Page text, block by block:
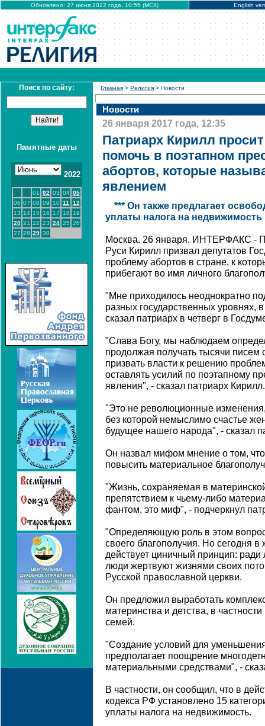
Обновлено: 27 июня 2022 года, 10:55 (МСК) English
Поиск по сайту:
Памятные даты
2022
01 02 03 04 05
06 07 08 09 10 11
12
13 14 15 16 17 18
19
20 21 22 23 24 25 26
27 28 29 30
Главная > Религия > Новости
Новости
26 января 2017 года, 12:35
Патриарх Кирилл
помочь в поэтапном
абортов, которые
явлением
*** Он также предлагает
уплаты налога на недвижимость
Москва. 26 января. ИНТЕРФАКС -
Руси Кирилл призвал депутатов
проблему абортов в стране, к
прибегают во имя личного
"Мне приходилось неоднократно
разных государственных уровнях,
сказал патриарх в четверг в
"Слава Богу, мы наблюдаем
продолжая получать тысячи писем
призвать власти к решению
оставлять усилий по поэтапному
явления", - сказал патриарх Кирилл.
"Это не революционные
без которой немыслимо счастье
будущее нашего народа", - сказал
Он назвал мифом мнение о том,
повысить материальное
"Жизнь, сохраняемая в
препятствием к чьему-либо
фантом, это миф", - подчеркнул
"Определяющую роль в этом
своего благополучия. Но сегодня
действует циничный принцип: ради
люди жертвуют жизнями своих
Русской православной церкви.
Он предложил выработать
материнства и детства, в
семей.
"Создание условий для
предполагает поощрение
материальными средствами", -
В частности, он сообщил, что в
кодекса РФ установлено 15
уплаты налога на недвижимость.